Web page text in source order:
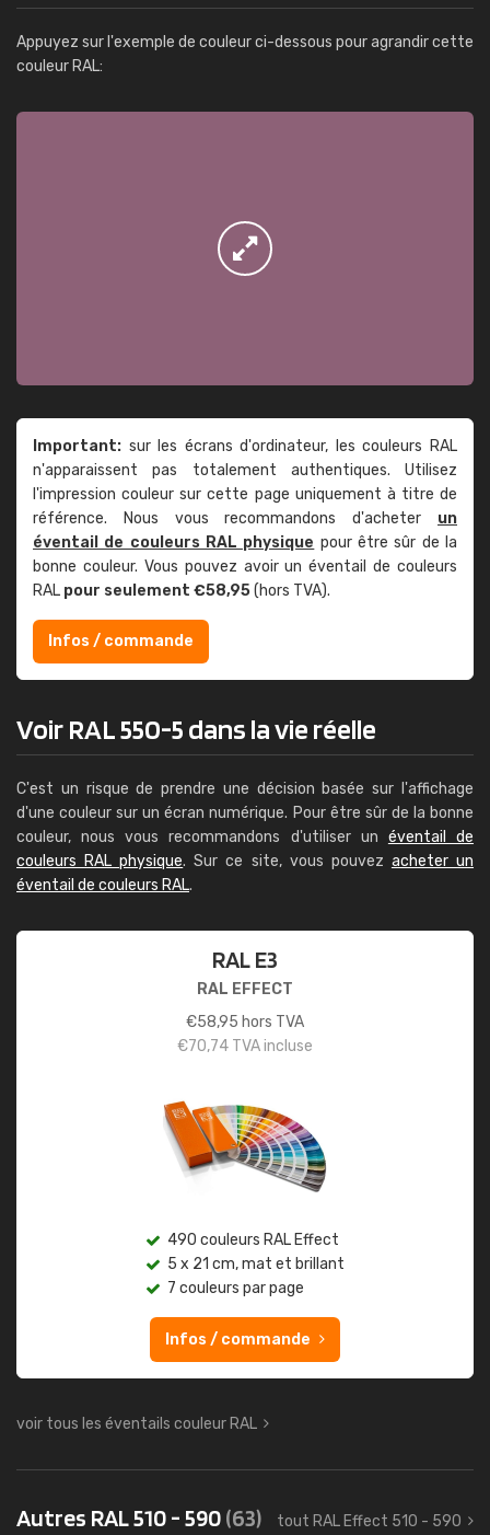
Appuyez sur l'exemple de couleur ci-dessous pour agrandir cette
couleur RAL:
Important: sur les écrans d'ordinateur, les couleurs RAL
n'apparaissent pas totalement authentiques. Utilisez
l'impression couleur sur cette page uniquement à titre de
référence. Nous vous recommandons d'acheter un
éventail de couleurs RAL physique pour être sûr de la
bonne couleur. Vous pouvez avoir un éventail de couleurs
RAL pour seulement €58,95(hors TVA).
Infos / commande
Voir RAL 550-5 dans la vie réelle
C'est un risque de prendre une décision basée sur l'affichage
d'une couleur sur un écran numérique. Pour être sûr de la bonne
couleur, nous vous recommandons d'utiliser un éventail de
couleurs RAL physique. Sur ce site, vous pouvez acheter un
éventail de couleurs RAL.
RAL E3
RAL EFFECT
€58,95 hors TVA
€70,74 TVA incluse
490 couleurs RAL Effect
5 x 21 cm, mat et brillant
7 couleurs par page
Infos / commande
voir tous les éventails couleur RAL
Autres RAL 510 - 590(63) tout RAL Effect 510 - 590